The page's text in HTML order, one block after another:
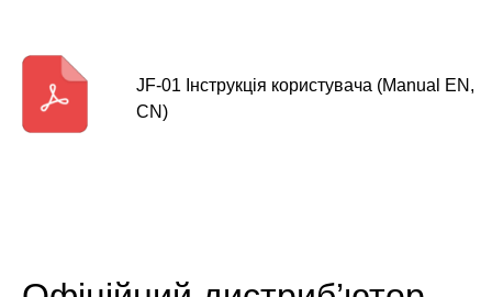
JF-01 Інструкція користувача (Manual EN,
CN)